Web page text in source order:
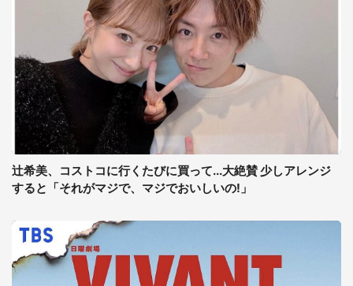
辻希美、コストコに行くたびに買って...大絶賛 少しアレンジ
すると「それがマジで、マジでおいしいの!」